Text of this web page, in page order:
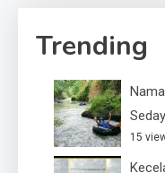
Trending
15